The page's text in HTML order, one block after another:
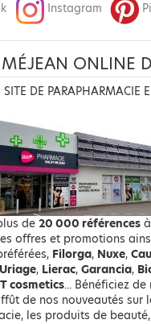
Instagram
ONLINE
SITE DE PARAPHARMACIE
de 20 000 références
offres et promotions
Filorga, Nuxe,
Uriage, Lierac, Garancia,
cosmetics... Bénéficiez
de nos nouveautés sur
les produits de